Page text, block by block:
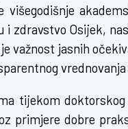
zdravstvo Osijek,
važnost jasnih
tijekom
primjere dobre